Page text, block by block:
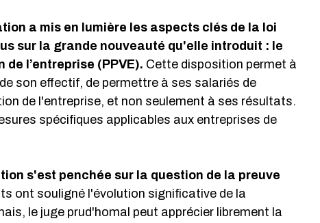
a mis en lumière les aspects clés de la loi
sur la grande nouveauté qu'elle introduit : le
l’entreprise (PPVE). Cette disposition permet à
son effectif, de permettre à ses salariés de
de l'entreprise, et non seulement à ses résultats.
spécifiques applicables aux entreprises de
s'est penchée sur la question de la preuve
ont souligné l'évolution significative de la
le juge prud'homal peut apprécier librement la